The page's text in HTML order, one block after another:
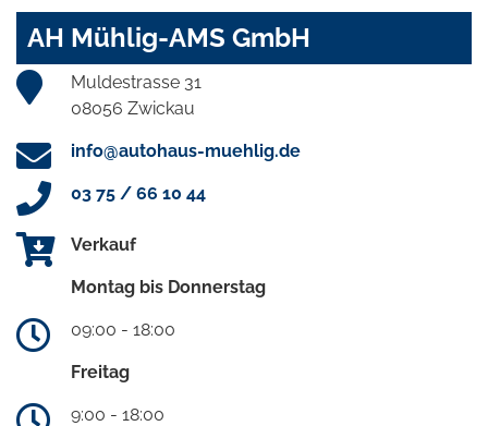
AH Mühlig-AMS GmbH
Muldestrasse 31
08056 Zwickau
info@autohaus-muehlig.de
03 75 / 66 10 44
Verkauf
Montag bis Donnerstag
09:00 - 18:00
Freitag
9:00 - 18:00